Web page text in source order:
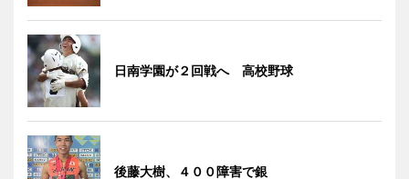
日南学園が２回戦へ 高校野球
後藤大樹、４００障害で銀